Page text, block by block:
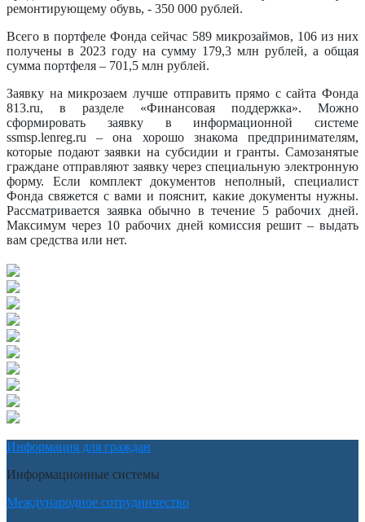
ремонтирующему обувь, - 350 000 рублей.
Всего в портфеле Фонда сейчас 589 микрозаймов, 106 из них
получены в 2023 году на сумму 179,3 млн рублей, а общая
сумма портфеля – 701,5 млн рублей.
Заявку на микрозаем лучше отправить прямо с сайта Фонда
813.ru, в разделе «Финансовая поддержка». Можно
сформировать заявку в информационной системе
ssmsp.lenreg.ru – она хорошо знакома предпринимателям,
которые подают заявки на субсидии и гранты. Самозанятые
граждане отправляют заявку через специальную электронную
форму. Если комплект документов неполный, специалист
Фонда свяжется с вами и пояснит, какие документы нужны.
Рассматривается заявка обычно в течение 5 рабочих дней.
Максимум через 10 рабочих дней комиссия решит – выдать
вам средства или нет.
Информация для граждан
Информационные системы
Международное сотрудничество